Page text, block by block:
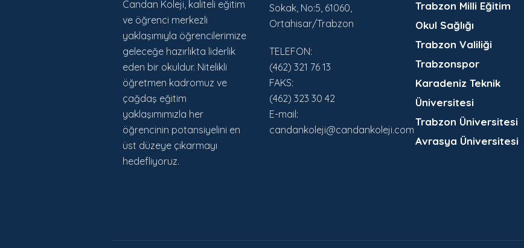
Candan Koleji, kaliteli eğitim
ve öğrenci merkezli
yaklaşımıyla öğrencilerimize
geleceğe hazırlıkta liderlik
eden bir okuldur. Nitelikli
öğretmen kadromuz ve
çağdaş eğitim
yaklaşımımızla her
öğrencinin potansiyelini en
üst düzeye çıkarmayı
hedefliyoruz.
Sokak, No:5, 61060,
Ortahisar/Trabzon
TELEFON:
(462) 321 76 13
FAKS:
(462) 323 30 42
E-mail:
candankoleji@candankoleji.com
Trabzon Milli Eğitim
Okul Sağlığı
Trabzon Valiliği
Trabzonspor
Karadeniz Teknik
Üniversitesi
Trabzon Üniversitesi
Avrasya Üniversitesi